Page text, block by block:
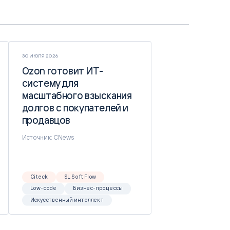
30 ИЮЛЯ 2026
Ozon готовит ИТ-
систему для
масштабного взыскания
долгов с покупателей и
продавцов
Ozon готовит ИТ-
систему для
масштабного взыскания
долгов с покупателей и
продавцов
Источник: CNews
Citeck
SL Soft Flow
Low-code
Бизнес-процессы
Искусственный интеллект